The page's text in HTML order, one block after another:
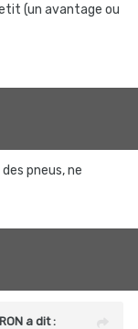
(un avantage ou
pneus, ne
a dit :